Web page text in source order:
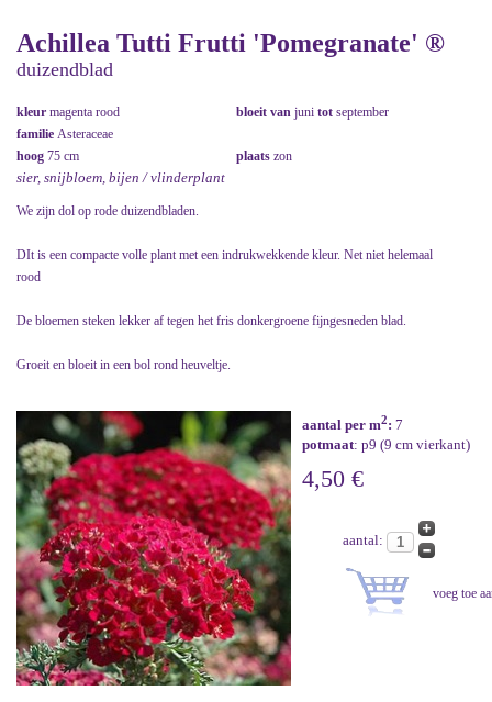
Achillea Tutti Frutti 'Pomegranate' ®
duizendblad
kleur magenta rood bloeit van juni tot september
familie Asteraceae
hoog 75 cm plaats zon
sier, snijbloem, bijen / vlinderplant
We zijn dol op rode duizendbladen.
DIt is een compacte volle plant met een indrukwekkende kleur. Net niet helemaal
rood
De bloemen steken lekker af tegen het fris donkergroene fijngesneden blad.
Groeit en bloeit in een bol rond heuveltje.
aantal per m2: 7
potmaat: p9 (9 cm vierkant)
4,50 €
aantal: